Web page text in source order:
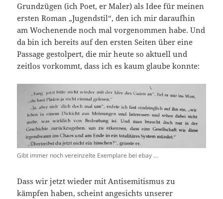
Grundzügen (ich Poet, er Maler) als Idee für meinen
ersten Roman „Jugendstil“, den ich mir daraufhin
am Wochenende noch mal vorgenommen habe. Und
da bin ich bereits auf den ersten Seiten über eine
Passage gestolpert, die mir heute so aktuell und
zeitlos vorkommt, dass ich es kaum glaube konnte:
Gibt immer noch vereinzelte Exemplare bei ebay …
Dass wir jetzt wieder mit Antisemitismus zu
kämpfen haben, scheint angesichts unserer